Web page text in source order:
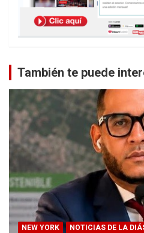
También te puede
NEW YORK NOTICIAS DE LA